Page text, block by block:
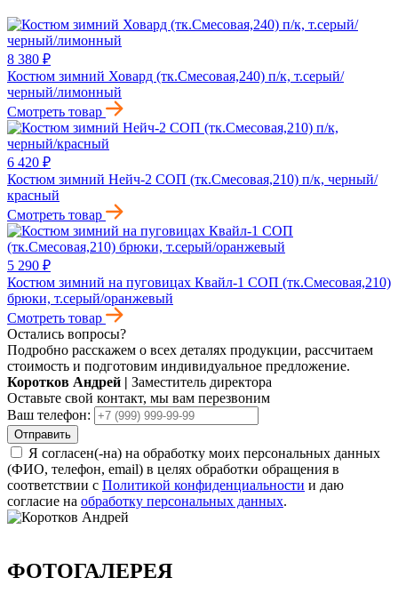
8 380 ₽
Костюм зимний Ховард (тк.Смесовая,240) п/к, т.серый/
черный/лимонный
Смотреть товар
6 420 ₽
Костюм зимний Нейч-2 СОП (тк.Смесовая,210) п/к, черный/
красный
Смотреть товар
5 290 ₽
Костюм зимний на пуговицах Квайл-1 СОП (тк.Смесовая,210)
брюки, т.серый/оранжевый
Смотреть товар
Остались вопросы?
Подробно расскажем о всех деталях продукции, рассчитаем
стоимость и подготовим индивидуальное предложение.
Коротков Андрей | Заместитель директора
Оставьте свой контакт, мы вам перезвоним
Ваш телефон:
Отправить
Я согласен(-на) на обработку моих персональных данных
(ФИО, телефон, email) в целях обработки обращения в
соответствии с Политикой конфиденциальности и даю
согласие на обработку персональных данных.
ФОТОГАЛЕРЕЯ